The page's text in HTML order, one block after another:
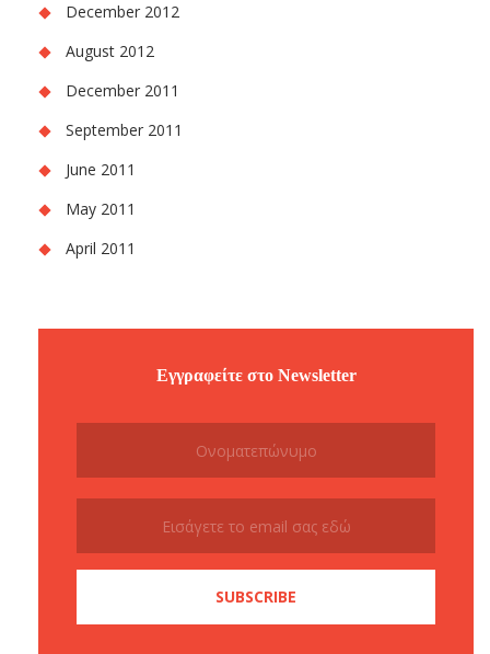
December 2012
August 2012
December 2011
September 2011
June 2011
May 2011
April 2011
Εγγραφείτε στο Newsletter